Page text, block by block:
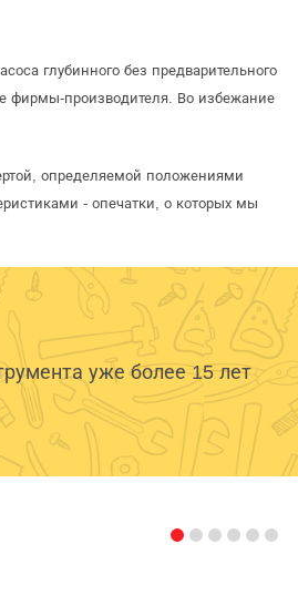
глубинного без предварительного
фирмы-производителя. Во избежание
определяемой положениями
- опечатки, о которых мы
уже более 15 лет